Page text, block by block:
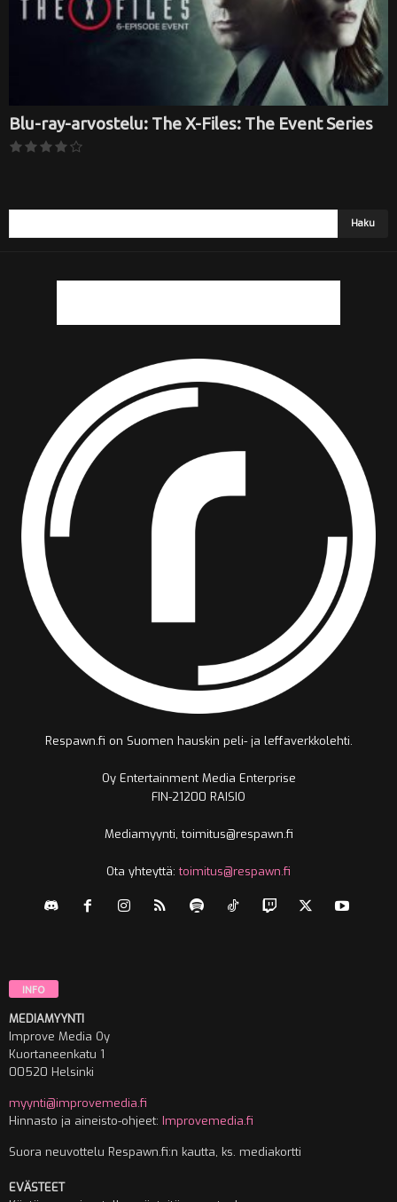
Blu-ray-arvostelu: The X-Files: The Event Series
Respawn.fi on Suomen hauskin peli- ja leffaverkkolehti.
Oy Entertainment Media Enterprise
FIN-21200 RAISIO
Mediamyynti, toimitus@respawn.fi
Ota yhteyttä:toimitus@respawn.fi
INFO
MEDIAMYYNTI
Improve Media Oy
Kuortaneenkatu 1
00520 Helsinki
myynti@improvemedia.fi
Hinnasto ja aineisto-ohjeet: Improvemedia.fi
Suora neuvottelu Respawn.fi:n kautta, ks. mediakortti
EVÄSTEET